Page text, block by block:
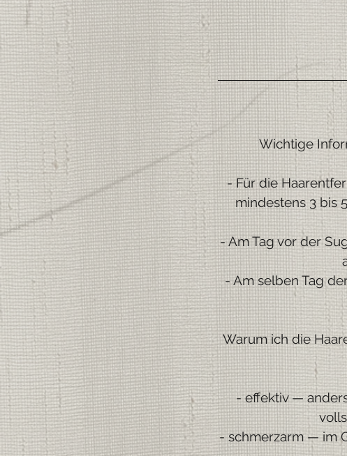
Wichtige
- Für die
mindestens 3 bis
- Am Tag vor der
- Am selben Tag
Warum ich die
- effektiv —
- schmerzarm — im